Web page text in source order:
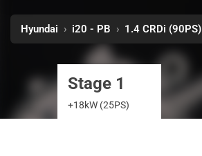
Hyundai › i20 - PB › 1.4 CRDi (90PS)
Stage 1
+18kW (25PS)